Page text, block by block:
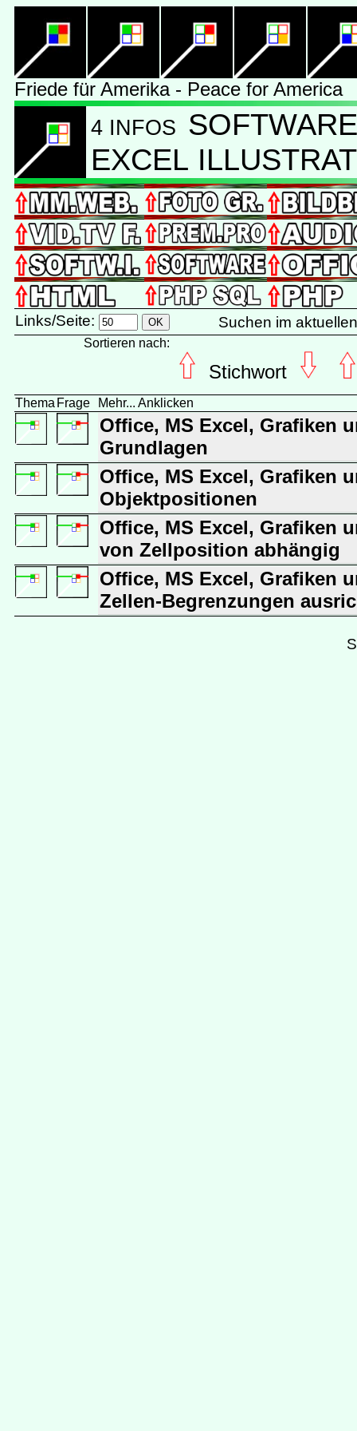
Friede für Amerika - Peace for America
4 INFOS
EXCEL
Links/Seite: Suchen im
Sortieren nach:
Stichwort
Thema Frage Mehr... Anklicken
Office, MS Excel, Grafiken
Grundlagen
Office, MS Excel, Grafiken
Objektpositionen
Office, MS Excel, Grafiken
von Zellposition abhängig
Office, MS Excel, Grafiken
Zellen-Begrenzungen